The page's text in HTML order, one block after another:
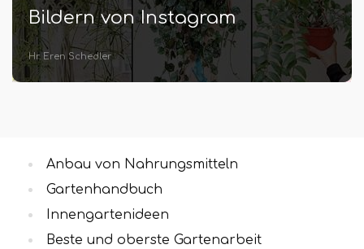
Bildern von Instagram
Hr. Eren Schedler
Anbau von Nahrungsmitteln
Gartenhandbuch
Innengartenideen
Beste und oberste Gartenarbeit